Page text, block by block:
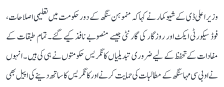
وزیر اعلی ڈی کے شیوکمار نے کہا کہ منموہن سنگھ کے دور حکومت میں تعلیمی اصلاحات،
فوڈ سیکورٹی ایکٹ اور روزگار کی گارنٹی جیسے منصوبے نافذ کیے گئے۔ تمام طبقات کے
مفادات کے تحفظ کے لیے ضروری تبدیلیاں کانگریس حکومتوں نے ہی کی ہیں۔ انہوں
نے او بی سی مہاسنگھ کے مطالبات کی حمایت کرنے اور کانگریس کا ساتھ دینے کی اپیل بھی